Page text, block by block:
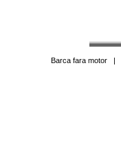
Barca fara motor|